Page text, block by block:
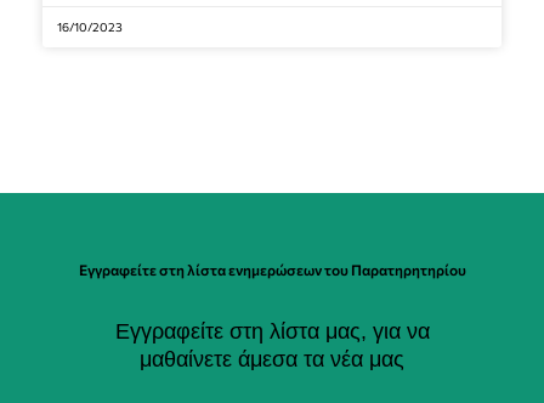
16/10/2023
Εγγραφείτε στη λίστα ενημερώσεων του Παρατηρητηρίου
Εγγραφείτε στη λίστα μας, για να
μαθαίνετε άμεσα τα νέα μας